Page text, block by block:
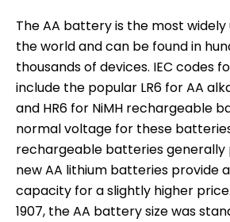
The AA battery is the most
the world and can be found in
thousands of devices. IEC codes
include the popular LR6 for AA
and HR6 for NiMH rechargeable
normal voltage for these batteries
rechargeable batteries generally
new AA lithium batteries provide
capacity for a slightly higher
1907, the AA battery size was